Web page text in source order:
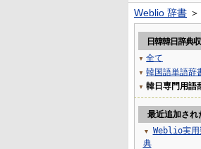
Weblio 辞書 ＞
日韓韓日辞典
▼ 全て
▼ 韓国語単語辞
▼ 韓日専門用語
最近追加され
▼
Weblio実用
典